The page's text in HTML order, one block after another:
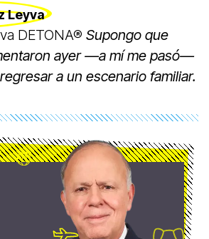
Leyva
DETONA® Supongo que
ayer —a mí me pasó—
a un escenario familiar.